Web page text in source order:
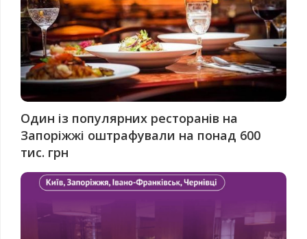
Один із популярних ресторанів на
Запоріжжі оштрафували на понад 600
тис. грн